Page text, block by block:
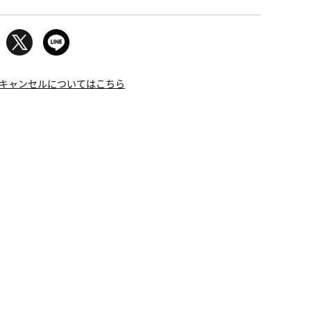
ャンセルについてはこちら